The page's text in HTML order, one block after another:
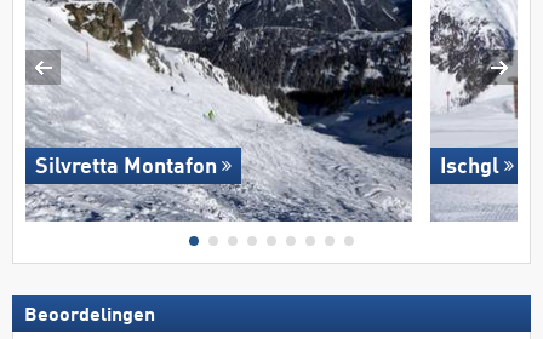
Silvretta Montafon Ischgl
Beoordelingen